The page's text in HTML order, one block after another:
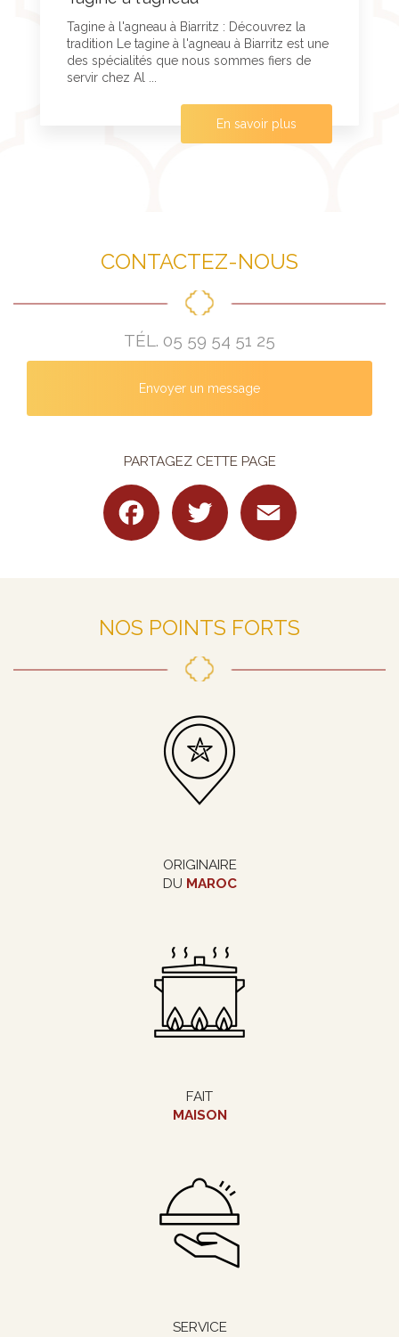
Tagine à l'agneau à Biarritz : Découvrez la
tradition Le tagine à l'agneau à Biarritz est une
des spécialités que nous sommes fiers de
servir chez Al ...
En savoir plus
CONTACTEZ-NOUS
TÉL. 05 59 54 51 25
Envoyer un message
PARTAGEZ CETTE PAGE
Facebook Twitter
NOS POINTS FORTS
ORIGINAIRE
DU MAROC
FAIT
MAISON
SERVICE